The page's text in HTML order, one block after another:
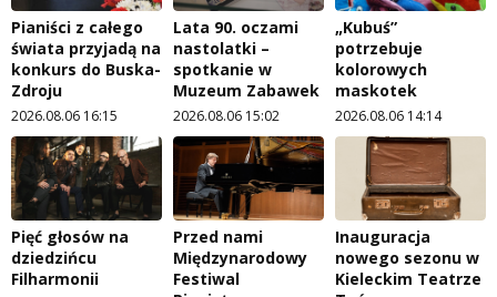
Pianiści z całego
świata przyjadą na
konkurs do Buska-
Zdroju
2026.08.06 16:15
Lata 90. oczami
nastolatki –
spotkanie w
Muzeum Zabawek
2026.08.06 15:02
„Kubuś”
potrzebuje
kolorowych
maskotek
2026.08.06 14:14
Pięć głosów na
dziedzińcu
Filharmonii
Przed nami
Międzynarodowy
Festiwal
Inauguracja
nowego sezonu w
Kieleckim Teatrze